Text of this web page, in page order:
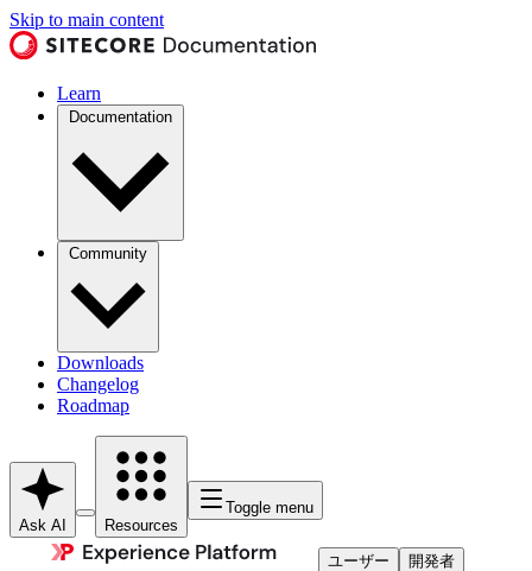
Skip to main content
Learn
Documentation
Community
Downloads
Changelog
Roadmap
Ask AI Resources
Toggle menu
ユーザー 開発者​